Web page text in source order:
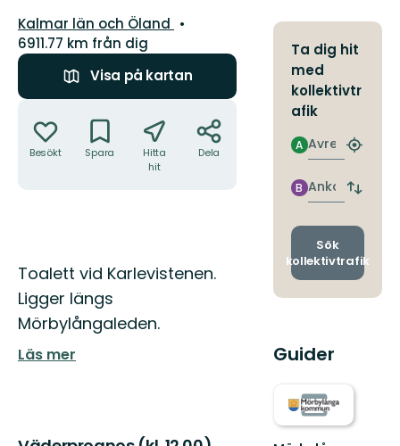
Län:
Kalmar län och Öland
6911.77 km från dig
Visa på kartan
Besökt Spara
Hitta
hit
Dela
Beskrivning
Toalett vid Karlevistenen.
Ligger längs
Mörbylångaleden.
Läs mer
Ta dig hit
med
kollektivtr
afik
Avresa
A
Hitta
Ankomst
B
Byt
och
Sök
kollektivtrafik
Guider